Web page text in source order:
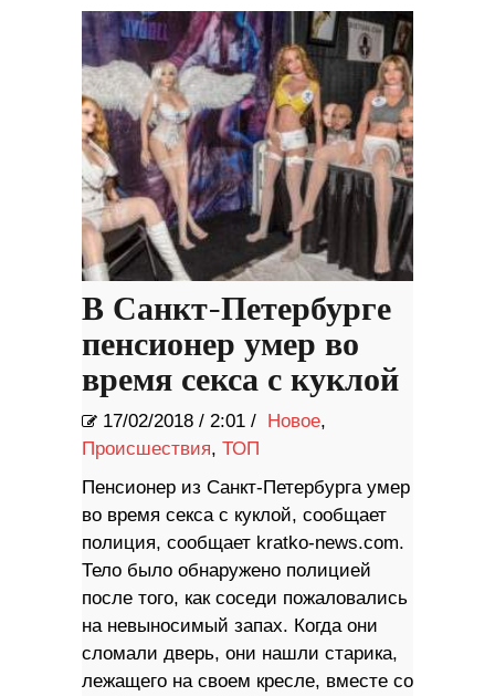
В Санкт-Петербурге
пенсионер умер во
время секса с куклой
17/02/2018 / 2:01 / Новое,
Происшествия, ТОП
Пенсионер из Санкт-Петербурга умер
во время секса с куклой, сообщает
полиция, сообщает kratko-news.com.
Тело было обнаружено полицией
после того, как соседи пожаловались
на невыносимый запах. Когда они
сломали дверь, они нашли старика,
лежащего на своем кресле, вместе со